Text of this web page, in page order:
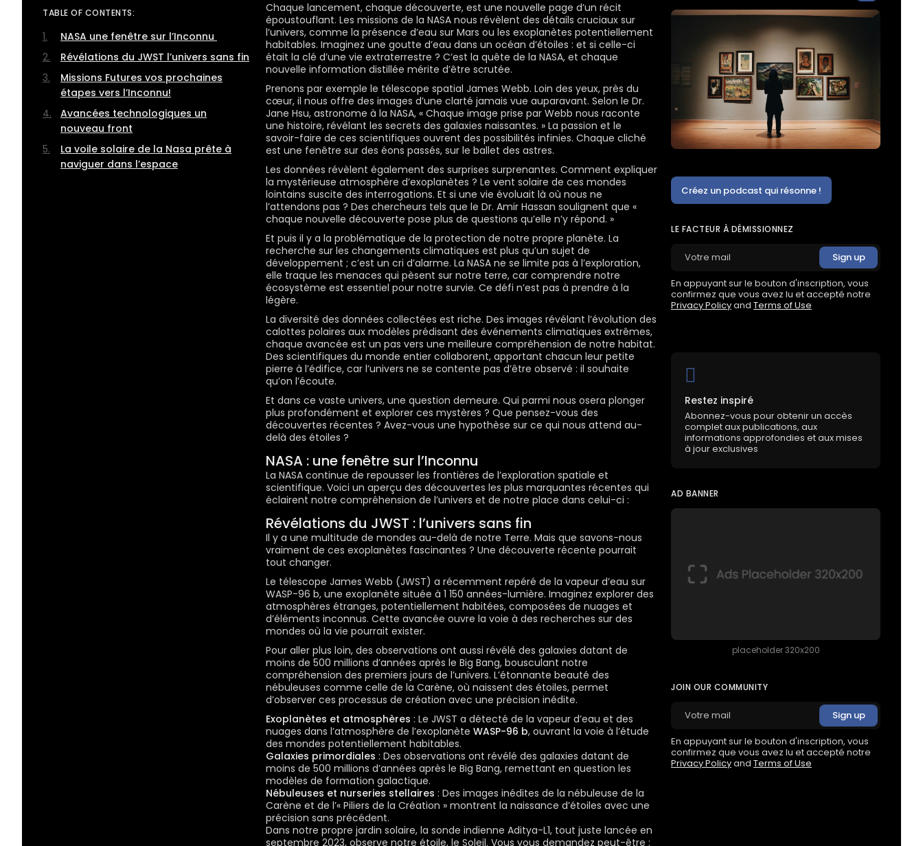
Créez un podcast qui résonne !
LE FACTEUR À DÉMISSIONNEZ
En appuyant sur le bouton d'inscription, vous
confirmez que vous avez lu et accepté notre
Privacy Policyand Terms of Use
Restez inspiré
Abonnez-vous pour obtenir un accès
complet aux publications, aux
informations approfondies et aux mises
à jour exclusives
AD BANNER
placeholder 320x200
JOIN OUR COMMUNITY
En appuyant sur le bouton d'inscription, vous
confirmez que vous avez lu et accepté notre
Privacy Policyand Terms of Use
Chaque lancement, chaque découverte, est une nouvelle page d’un récit
époustouflant. Les missions de la NASA nous révèlent des détails cruciaux sur
l’univers, comme la présence d’eau sur Mars ou les exoplanètes potentiellement
habitables. Imaginez une goutte d’eau dans un océan d’étoiles : et si celle-ci
était la clé d’une vie extraterrestre ? C’est la quête de la NASA, et chaque
nouvelle information distillée mérite d’être scrutée.
Prenons par exemple le télescope spatial James Webb. Loin des yeux, près du
cœur, il nous offre des images d’une clarté jamais vue auparavant. Selon le Dr.
Jane Hsu, astronome à la NASA, « Chaque image prise par Webb nous raconte
une histoire, révélant les secrets des galaxies naissantes. » La passion et le
savoir-faire de ces scientifiques ouvrent des possibilités infinies. Chaque cliché
est une fenêtre sur des éons passés, sur le ballet des astres.
Les données révèlent également des surprises surprenantes. Comment expliquer
la mystérieuse atmosphère d’exoplanètes ? Le vent solaire de ces mondes
lointains suscite des interrogations. Et si une vie évoluait là où nous ne
l’attendons pas ? Des chercheurs tels que le Dr. Amir Hassan soulignent que «
chaque nouvelle découverte pose plus de questions qu’elle n’y répond. »
Et puis il y a la problématique de la protection de notre propre planète. La
recherche sur les changements climatiques est plus qu’un sujet de
développement ; c’est un cri d’alarme. La NASA ne se limite pas à l’exploration,
elle traque les menaces qui pèsent sur notre terre, car comprendre notre
écosystème est essentiel pour notre survie. Ce défi n’est pas à prendre à la
légère.
La diversité des données collectées est riche. Des images révélant l’évolution des
calottes polaires aux modèles prédisant des événements climatiques extrêmes,
chaque avancée est un pas vers une meilleure compréhension de notre habitat.
Des scientifiques du monde entier collaborent, apportant chacun leur petite
pierre à l’édifice, car l’univers ne se contente pas d’être observé : il souhaite
qu’on l’écoute.
Et dans ce vaste univers, une question demeure. Qui parmi nous osera plonger
plus profondément et explorer ces mystères ? Que pensez-vous des
découvertes récentes ? Avez-vous une hypothèse sur ce qui nous attend au-
delà des étoiles ?
NASA : une fenêtre sur l’Inconnu
La NASA continue de repousser les frontières de l’exploration spatiale et
scientifique. Voici un aperçu des découvertes les plus marquantes récentes qui
éclairent notre compréhension de l’univers et de notre place dans celui-ci :
Révélations du JWST : l’univers sans fin
Il y a une multitude de mondes au-delà de notre Terre. Mais que savons-nous
vraiment de ces exoplanètes fascinantes ? Une découverte récente pourrait
tout changer.
Le télescope James Webb (JWST) a récemment repéré de la vapeur d’eau sur
WASP-96 b, une exoplanète située à 1 150 années-lumière. Imaginez explorer des
atmosphères étranges, potentiellement habitées, composées de nuages et
d’éléments inconnus. Cette avancée ouvre la voie à des recherches sur des
mondes où la vie pourrait exister.
Pour aller plus loin, des observations ont aussi révélé des galaxies datant de
moins de 500 millions d’années après le Big Bang, bousculant notre
compréhension des premiers jours de l’univers. L’étonnante beauté des
nébuleuses comme celle de la Carène, où naissent des étoiles, permet
d’observer ces processus de création avec une précision inédite.
Exoplanètes et atmosphères : Le JWST a détecté de la vapeur d’eau et des
nuages dans l’atmosphère de l’exoplanète WASP-96 b, ouvrant la voie à l’étude
des mondes potentiellement habitables.
Galaxies primordiales : Des observations ont révélé des galaxies datant de
moins de 500 millions d’années après le Big Bang, remettant en question les
modèles de formation galactique.
Nébuleuses et nurseries stellaires : Des images inédites de la nébuleuse de la
Carène et de l’« Piliers de la Création » montrent la naissance d’étoiles avec une
précision sans précédent.
Dans notre propre jardin solaire, la sonde indienne Aditya-L1, tout juste lancée en
septembre 2023, observe notre étoile, le Soleil. Vous vous demandez peut-être :
TABLE OF CONTENTS:
NASA une fenêtre sur l’Inconnu
Révélations du JWST l’univers sans fin
Missions Futures vos prochaines
étapes vers l’Inconnu!
Avancées technologiques un
nouveau front
La voile solaire de la Nasa prête à
naviguer dans l’espace